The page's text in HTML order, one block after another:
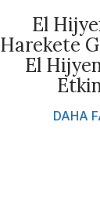
El
Harekete
El
DAHA